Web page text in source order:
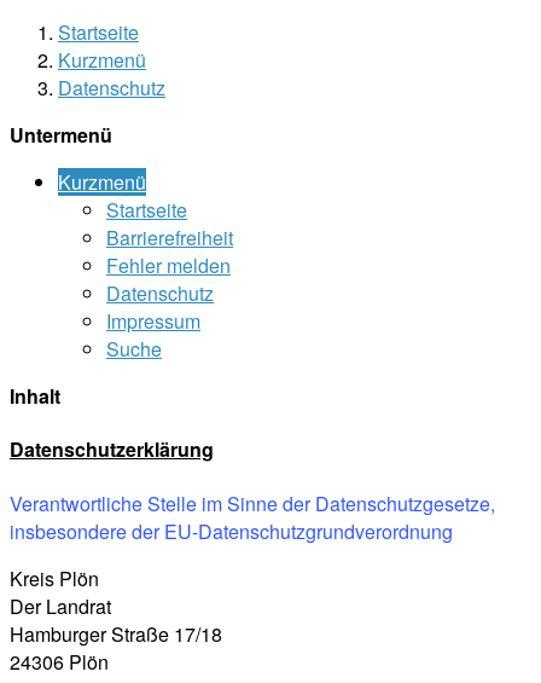
Startseite
Kurzmenü
Datenschutz
Untermenü
Kurzmenü
Startseite
Barrierefreiheit
Fehler melden
Datenschutz
Impressum
Suche
Inhalt
Datenschutzerklärung
Verantwortliche Stelle im Sinne der Datenschutzgesetze,
insbesondere der EU-Datenschutzgrundverordnung
Kreis Plön
Der Landrat
Hamburger Straße 17/18
24306 Plön